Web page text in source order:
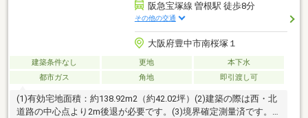
阪急宝塚線 曽根駅 徒歩8分
その他の交通
大阪府豊中市南桜塚１
建築条件なし 更地
本下水
都市ガス
角地 即引渡し可
(1)有効宅地面積：約138.92m2（約42.02坪）(2)建築の際は西・北
道路の中心点より2m後退が必要です。(3)境界確定測量済です。